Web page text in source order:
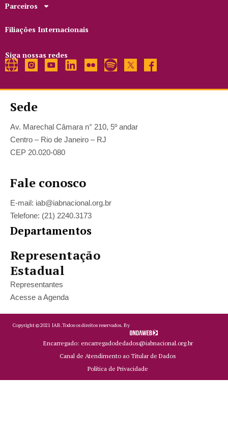
Parceiros
Filiações Internacionais
Siga nossas redes
Sede
Av. Marechal Câmara n° 210, 5º andar
Centro – Rio de Janeiro – RJ
CEP 20.020-080
Fale conosco
E-mail: iab@iabnacional.org.br
Telefone: (21) 2240.3173
Departamentos
Representação
Estadual
Representantes
Acesse a Agenda
Copyright ©2021 IAB.Todos os direitos reservados. By
Encarregado: encarregadodedados@iabnacional.org.br
Canal de Atendimento ao Titular de Dados
Política de Privacidade